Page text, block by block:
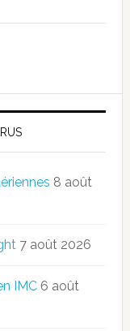
8 août
7 août 2026
IMC 6 août